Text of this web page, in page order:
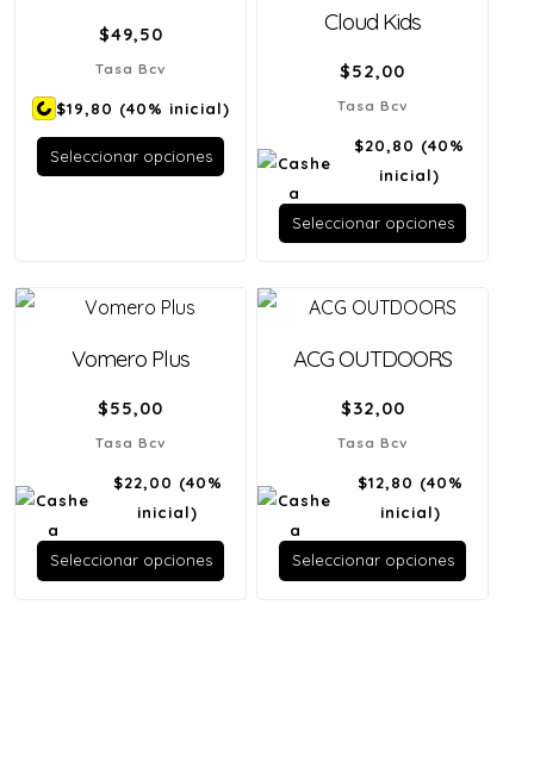
$49,50
Tasa Bcv
$19,80 (40% inicial)
Seleccionar opciones
Cloud Kids
$52,00
Tasa Bcv
$20,80 (40%
inicial)
Seleccionar opciones
Vomero Plus
$55,00
Tasa Bcv
$22,00 (40%
inicial)
Seleccionar opciones
ACG OUTDOORS
$32,00
Tasa Bcv
$12,80 (40%
inicial)
Seleccionar opciones